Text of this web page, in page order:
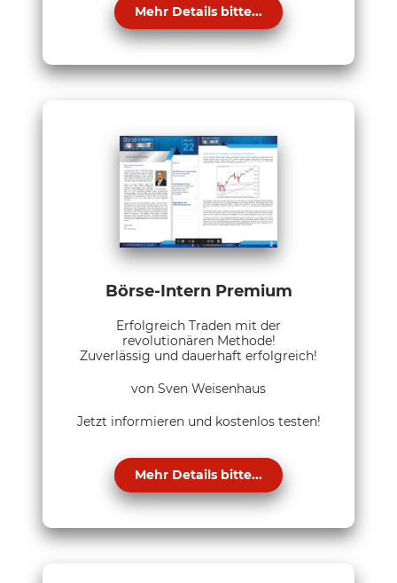
Mehr Details bitte...
Börse-Intern Premium
Erfolgreich Traden mit der
revolutionären Methode!
Zuverlässig und dauerhaft erfolgreich!
von Sven Weisenhaus
Jetzt informieren und kostenlos testen!
Mehr Details bitte...